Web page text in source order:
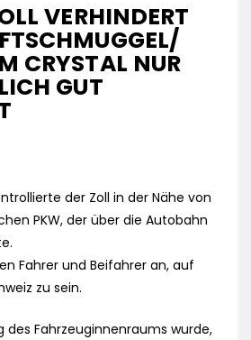
VERHINDERT
CRYSTAL NUR
GUT
der Zoll in der Nähe von
PKW, der über die Autobahn
Fahrer und Beifahrer an, auf
zu sein.
des Fahrzeuginnenraums wurde,